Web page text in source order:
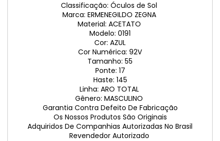
Classificação: Óculos de Sol
Marca: ERMENEGILDO ZEGNA
Material: ACETATO
Modelo: 0191
Cor: AZUL
Cor Numérica: 92V
Tamanho: 55
Ponte: 17
Haste: 145
Linha: ARO TOTAL
Gênero: MASCULINO
Garantia Contra Defeito De Fabricação
Os Nossos Produtos São Originais
Adquiridos De Companhias Autorizadas No Brasil
Revendedor Autorizado